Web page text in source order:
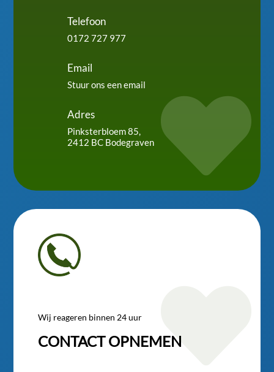
Telefoon
0172 727 977
Email
Stuur ons een email
Adres
Pinksterbloem 85,
2412 BC Bodegraven

Wij reageren binnen 24 uur
CONTACT OPNEMEN